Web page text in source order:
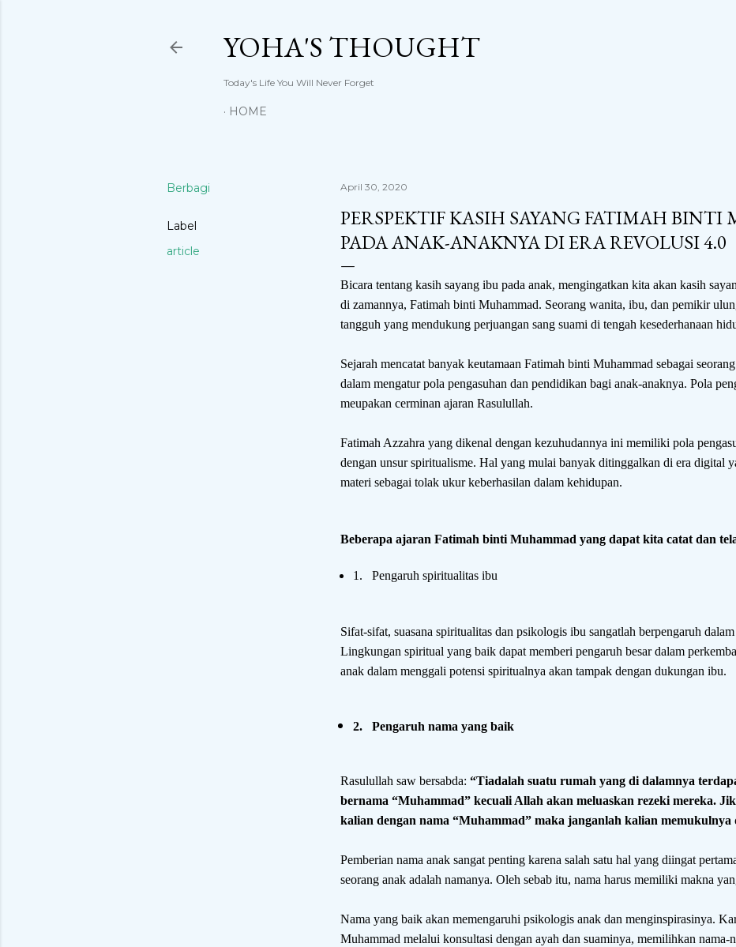
YOHA'S THOUGHT
Today's Life You Will Never Forget
HOME
Berbagi
Label
article
April 30, 2020
PERSPEKTIF KASIH SAYANG FATIMAH
PADA ANAK-ANAKNYA DI ERA REVOLUSI 4.0
Bicara tentang kasih sayang ibu pada anak, mengingatkan kita akan kasih
di zamannya, Fatimah binti Muhammad. Seorang wanita, ibu, dan pemikir
tangguh yang mendukung perjuangan sang suami di tengah kesederhanaan
Sejarah mencatat banyak keutamaan Fatimah binti Muhammad sebagai
dalam mengatur pola pengasuhan dan pendidikan bagi anak-anaknya. Pola
meupakan cerminan ajaran Rasulullah.
Fatimah Azzahra yang dikenal dengan kezuhudannya ini memiliki pola
dengan unsur spiritualisme. Hal yang mulai banyak ditinggalkan di era digital
materi sebagai tolak ukur keberhasilan dalam kehidupan.
Beberapa ajaran Fatimah binti Muhammad yang dapat kita catat dan
1. Pengaruh spiritualitas ibu
Sifat-sifat, suasana spiritualitas dan psikologis ibu sangatlah berpengaruh
Lingkungan spiritual yang baik dapat memberi pengaruh besar dalam
anak dalam menggali potensi spiritualnya akan tampak dengan dukungan ibu.
2. Pengaruh nama yang baik
Rasulullah saw bersabda: “Tiadalah suatu rumah yang di dalamnya
bernama “Muhammad” kecuali Allah akan meluaskan rezeki mereka.
kalian dengan nama “Muhammad” maka janganlah kalian memukulnya
Pemberian nama anak sangat penting karena salah satu hal yang diingat
seorang anak adalah namanya. Oleh sebab itu, nama harus memiliki makna
Nama yang baik akan memengaruhi psikologis anak dan menginspirasinya.
Muhammad melalui konsultasi dengan ayah dan suaminya, memilihkan nama-